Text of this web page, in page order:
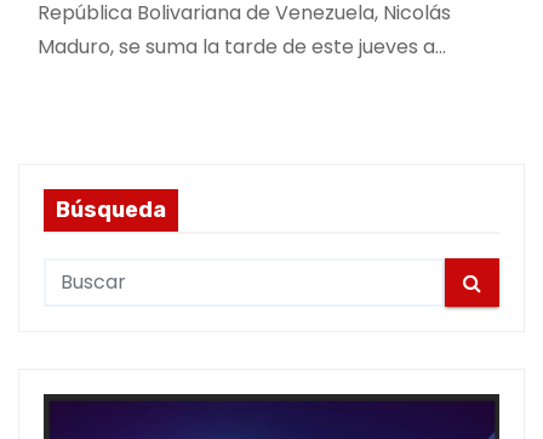
República Bolivariana de Venezuela, Nicolás
Maduro, se suma la tarde de este jueves a…
Búsqueda
c